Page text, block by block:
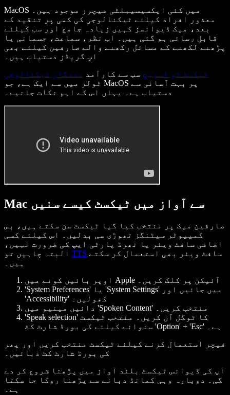
MacOS میں کئی ایکسیسیبلٹی فیچرز موجود ہیں۔
معذور افراد کیلئے ٹیکنالوجی کی کمی پر تنقید کے
بعد، میک ڈیوائسز کہیں زیادہ جامع اور سب کیلئے
قابلِ رسائی ہو گئی ہیں۔ اب نظر، سماعت، جسمانی یا
پڑھنے لکھنے کے مسائل رکھنے والے صارفین کیلئے بھی
اپ گریڈز دستیاب ہیں۔
ٹیکسٹ ٹو اسپیچ سب سے کارآمد مددگار ٹیکنالوجی
ٹولز میں سے ایک ہے، جو MacOS پر بہت آسانی سے
دستیاب ہے۔ یہاں اس کے اہم نکات جانیے۔
Mac سے آواز میں ٹیکسٹ کیسے سنیں
صارفین میک پر منتخب کیا گیا ٹیکسٹ سن سکتے ہیں، بس
کمپیوٹر سیٹنگز تھوڑی سی بدلیں۔ اس کیلئے کسی
اضافی سافٹ ویئر یا تھرڈ پارٹی ایپ کی ضرورت نہیں،
TTS
ہیں۔
اوپر بائیں کونے میں Apple آئیکن پر کلک کریں۔
'System Preferences' یا 'System Settings' میں جائیں اور
'Accessibility' کھولیں۔
دائیں مینیو میں 'Spoken Content' منتخب کریں۔
'Speak selection' کا ٹوگل آن کریں۔ منتخب ٹیکسٹ
سنوانے کیلئے کی بورڈ شارٹ کٹ 'Option' + 'Esc' ہے۔
فیچر استعمال کرنے کیلئے ٹیکسٹ منتخب کریں اور پھر
کی بورڈ شارٹ کٹ دبائیں۔
آپ کی ڈیوائس ٹیکسٹ بلند آواز میں پڑھنا شروع کر دے
گی۔ دوبارہ وہی کمانڈ دبانے سے پڑھنا روکا جا سکتا
ہے۔